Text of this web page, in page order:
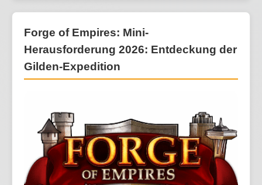
Forge of Empires: Mini-
Herausforderung 2026: Entdeckung der
Gilden-Expedition